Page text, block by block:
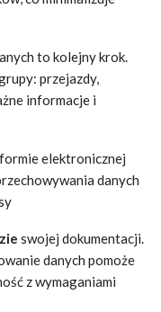
to kolejny krok.
przejazdy,
informacje i
elektronicznej
danych
swojej dokumentacji.
danych pomoże
z wymaganiami